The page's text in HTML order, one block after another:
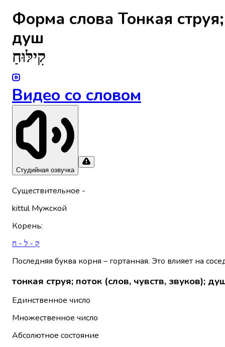
Форма слова Тонкая
душ
קִילּוּחַ
Видео со словом
Студийная озвучка
Существительное -
kittul Мужской
Корень:
ק - ל - ח
Последняя буква корня – гортанная. Это влияет на
тонкая струя; поток (слов, чувств, звуков);
Единственное число
Множественное число
Абсолютное состояние